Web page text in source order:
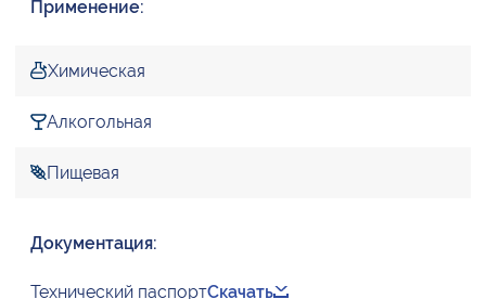
Применение:
Химическая
Алкогольная
Пищевая
Документация:
Технический паспортСкачать